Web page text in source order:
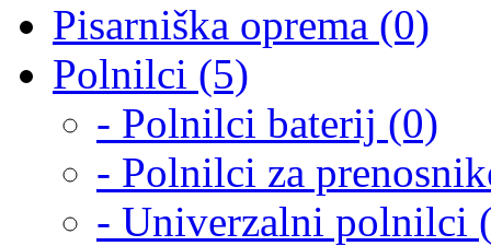
Pisarniška oprema (0)
Polnilci (5)
- Polnilci baterij (0)
- Polnilci za
- Univerzalni polnilci